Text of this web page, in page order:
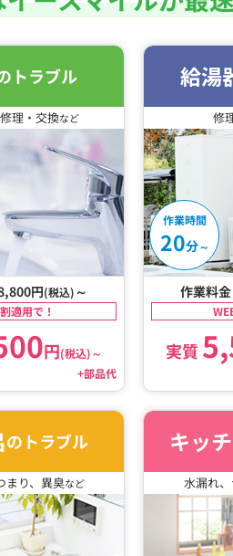
トラブル
理・交換など
円(税込) ～
適用で！
円(税込)～
+部品代
給湯
修
作業時間
20分～
作業料
実質
のトラブル
まり、異臭など
キッ
水漏れ